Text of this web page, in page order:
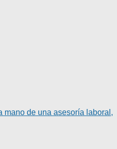
mano de una asesoría laboral,